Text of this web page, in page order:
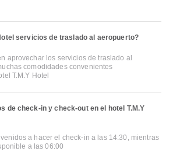
servicios de traslado al aeropuerto?
aprovechar los servicios de traslado al
comodidades convenientes
T.M.Y Hotel
de check-in y check-out en el hotel T.M.Y
a hacer el check-in a las 14:30, mientras
a las 06:00